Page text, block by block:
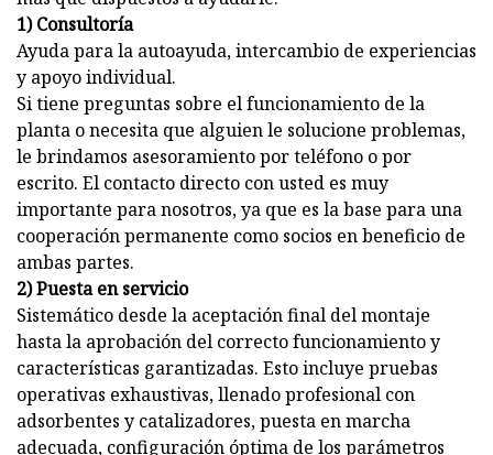
1) Consultoría
Ayuda para la autoayuda, intercambio de experiencias
y apoyo individual.
Si tiene preguntas sobre el funcionamiento de la
planta o necesita que alguien le solucione problemas,
le brindamos asesoramiento por teléfono o por
escrito. El contacto directo con usted es muy
importante para nosotros, ya que es la base para una
cooperación permanente como socios en beneficio de
ambas partes.
2) Puesta en servicio
Sistemático desde la aceptación final del montaje
hasta la aprobación del correcto funcionamiento y
características garantizadas. Esto incluye pruebas
operativas exhaustivas, llenado profesional con
adsorbentes y catalizadores, puesta en marcha
adecuada, configuración óptima de los parámetros